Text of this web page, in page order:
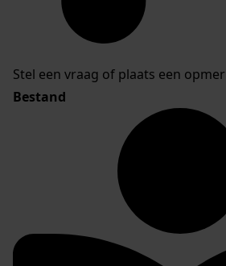
Stel een vraag of plaats een
Bestand